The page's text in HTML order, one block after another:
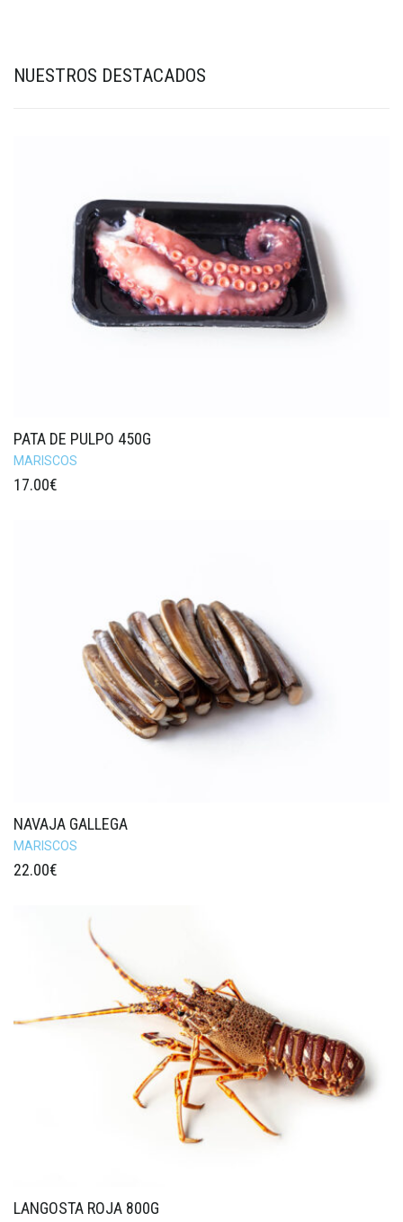
NUESTROS DESTACADOS
PATA DE PULPO 450G
MARISCOS
17.00€
NAVAJA GALLEGA
MARISCOS
22.00€
LANGOSTA ROJA 800G